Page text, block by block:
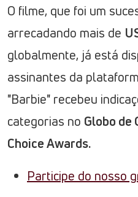
O filme, que foi um
arrecadando mais de
globalmente, já está
assinantes da
"Barbie" recebeu
categorias no Globo de
Choice Awards.
Participe do nosso